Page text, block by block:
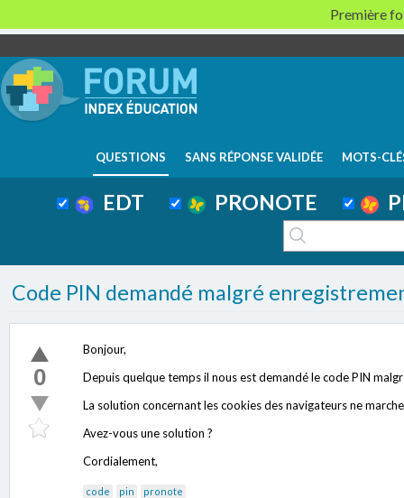
QUESTIONS SANS RÉPONSE VALIDÉE MOTS-
EDT PRONOTE
Code PIN demandé malgré
0
Bonjour,
Depuis quelque temps il nous est demandé le code PIN
La solution concernant les cookies des navigateurs ne
Avez-vous une solution ?
Cordialement,
code pin pronote
Première